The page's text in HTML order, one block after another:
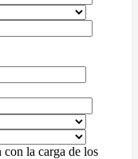
con la carga de los